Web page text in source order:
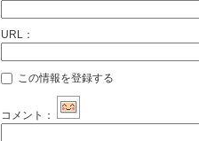
URL：
この情報を登録する
コメント：